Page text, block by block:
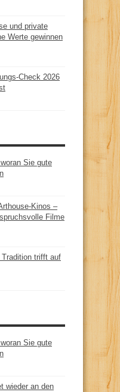
und private
Werte gewinnen
Check 2026
Sie gute
Kinos –
Filme
trifft auf
Sie gute
wieder an den